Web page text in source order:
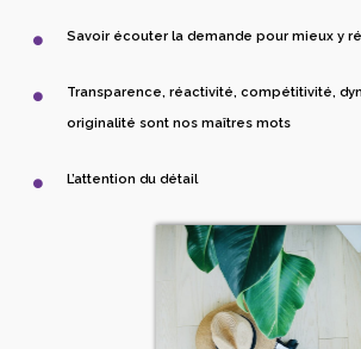
Savoir écouter la demande pour mieux y
Transparence, réactivité, compétitivité,
originalité sont nos maîtres mots
L’attention du détail